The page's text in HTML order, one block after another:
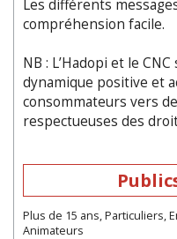
Les différents
compréhension facile.
NB : L’Hadopi et le
dynamique positive et
consommateurs vers
respectueuses des
Plus de 15 ans, Particuliers,
Animateurs